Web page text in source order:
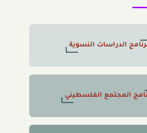
الدراسات النسوية
المجتمع الفلسطيني